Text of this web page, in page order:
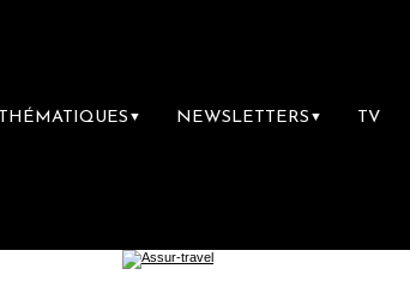
THÉMATIQUES ▼ NEWSLETTERS ▼ TV